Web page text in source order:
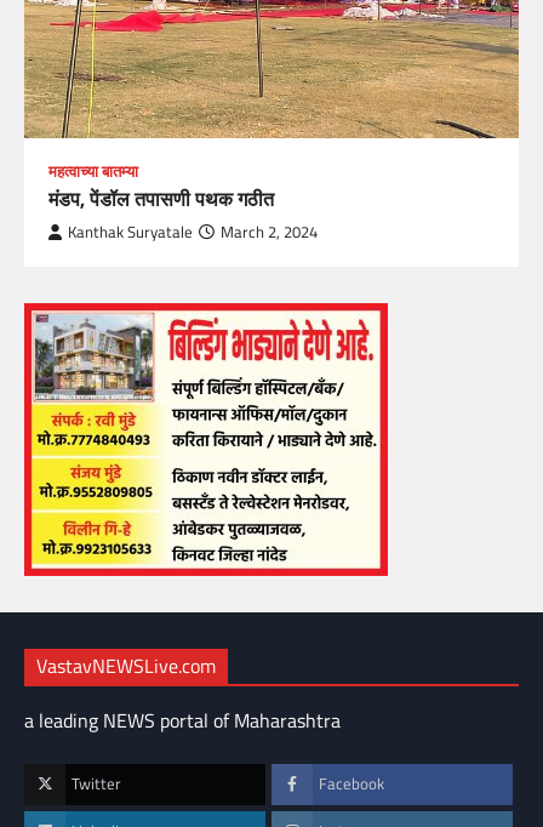
महत्वाच्या बातम्या
मंडप, पेंडॉल तपासणी पथक गठीत
Kanthak Suryatale March 2, 2024
VastavNEWSLive.com
a leading NEWS portal of Maharashtra
Twitter Facebook